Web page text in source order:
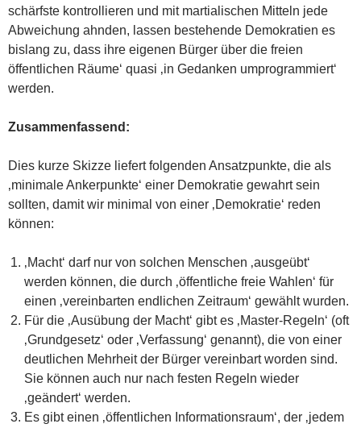
schärfste kontrollieren und mit martialischen Mitteln jede
Abweichung ahnden, lassen bestehende Demokratien es
bislang zu, dass ihre eigenen Bürger über die freien
öffentlichen Räume‘ quasi ‚in Gedanken umprogrammiert‘
werden.
Zusammenfassend:
Dies kurze Skizze liefert folgenden Ansatzpunkte, die als
‚minimale Ankerpunkte‘ einer Demokratie gewahrt sein
sollten, damit wir minimal von einer ‚Demokratie‘ reden
können:
‚Macht‘ darf nur von solchen Menschen ‚ausgeübt‘
werden können, die durch ‚öffentliche freie Wahlen‘ für
einen ‚vereinbarten endlichen Zeitraum‘ gewählt wurden.
Für die ‚Ausübung der Macht‘ gibt es ‚Master-Regeln‘ (oft
‚Grundgesetz‘ oder ‚Verfassung‘ genannt), die von einer
deutlichen Mehrheit der Bürger vereinbart worden sind.
Sie können auch nur nach festen Regeln wieder
‚geändert‘ werden.
Es gibt einen ‚öffentlichen Informationsraum‘, der ‚jedem